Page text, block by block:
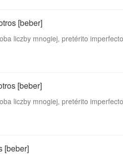
[beber]
liczby mnogiej, pretérito
[beber]
liczby mnogiej, pretérito
[beber]